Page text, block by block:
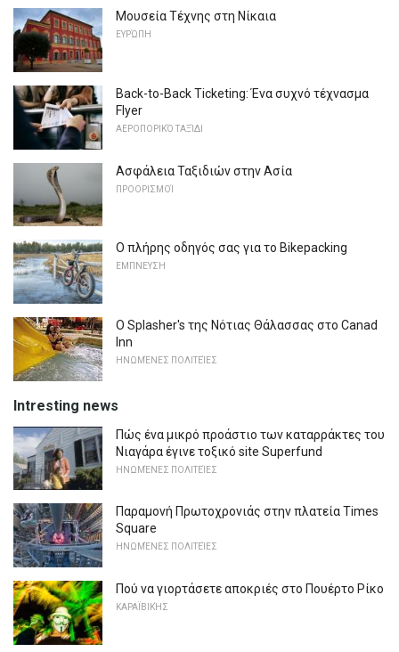
Μουσεία Τέχνης στη Νίκαια
ΕΥΡΏΠΗ
Back-to-Back Ticketing: Ένα συχνό τέχνασμα
Flyer
ΑΕΡΟΠΟΡΙΚΌ ΤΑΞΊΔΙ
Ασφάλεια Ταξιδιών στην Ασία
ΠΡΟΟΡΙΣΜΟΊ
Ο πλήρης οδηγός σας για το Bikepacking
ΕΜΠΝΕΥΣΗ
Ο Splasher's της Νότιας Θάλασσας στο Canad
Inn
ΗΝΩΜΈΝΕΣ ΠΟΛΙΤΕΊΕΣ
Intresting news
Πώς ένα μικρό προάστιο των καταρράκτες του
Νιαγάρα έγινε τοξικό site Superfund
ΗΝΩΜΈΝΕΣ ΠΟΛΙΤΕΊΕΣ
Παραμονή Πρωτοχρονιάς στην πλατεία Times
Square
ΗΝΩΜΈΝΕΣ ΠΟΛΙΤΕΊΕΣ
Πού να γιορτάσετε αποκριές στο Πουέρτο Ρίκο
ΚΑΡΑΪΒΙΚΉΣ